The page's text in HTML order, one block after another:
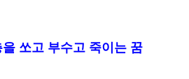
쏘고 부수고 죽이는 꿈